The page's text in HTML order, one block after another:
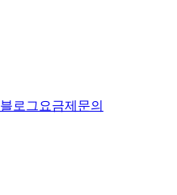
블로그요금제문의